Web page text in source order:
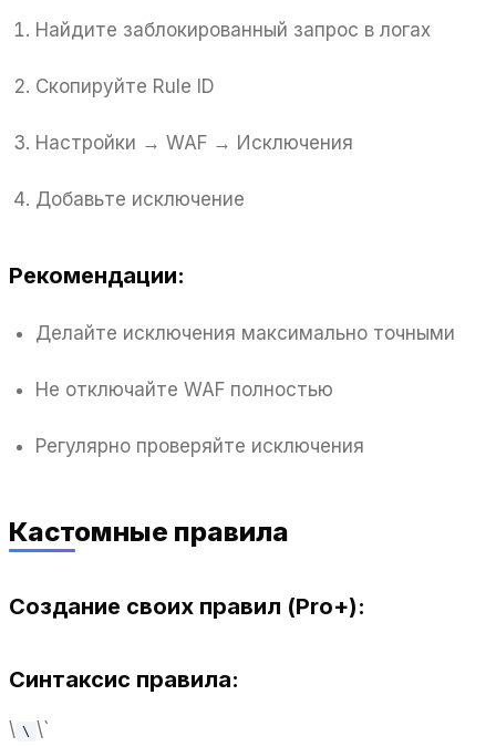
Найдите заблокированный запрос в логах
Скопируйте Rule ID
Настройки → WAF → Исключения
Добавьте исключение
Рекомендации:
Делайте исключения максимально точными
Не отключайте WAF полностью
Регулярно проверяйте исключения
Кастомные правила
Создание своих правил (Pro+):
Синтаксис правила:
\ \ \`